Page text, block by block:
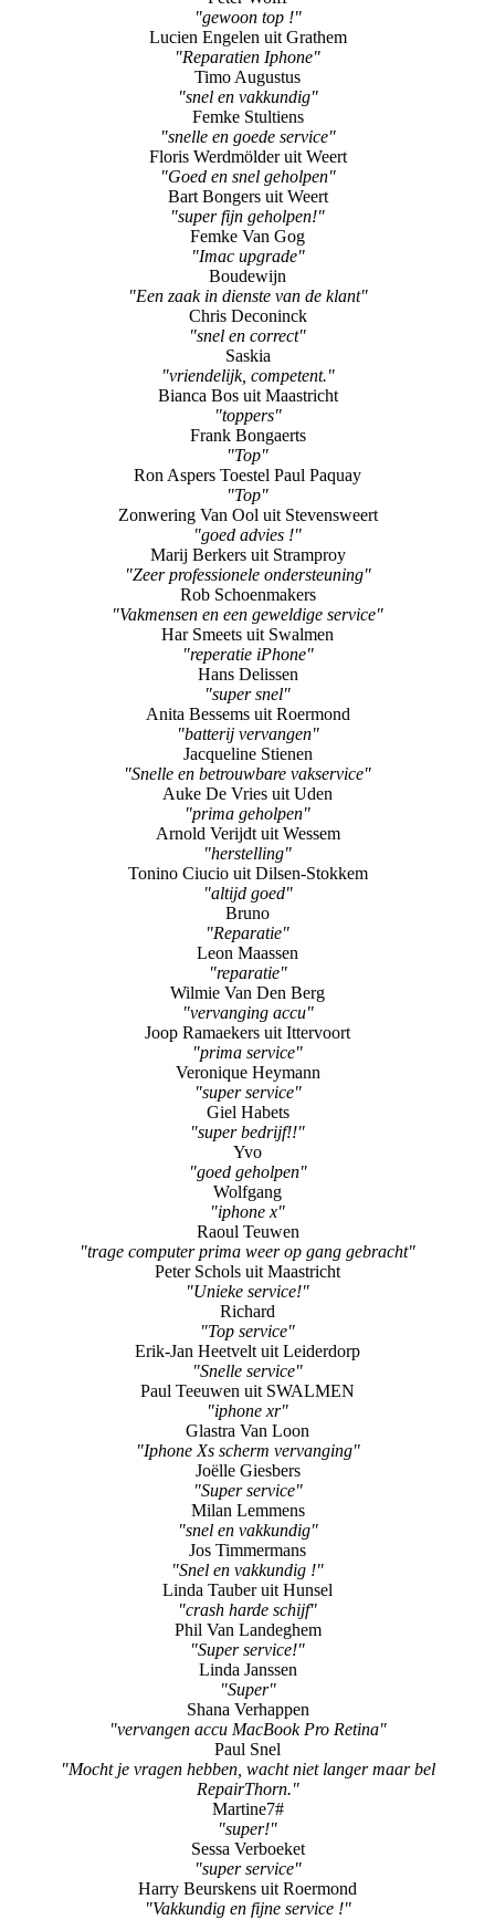
Timo Augustus
"snel en vakkundig"
Femke Stultiens
"snelle en goede service"
Floris Werdmölder uit Weert
"Goed en snel geholpen"
Bart Bongers uit Weert
"super fijn geholpen!"
Femke Van Gog
"Imac upgrade"
Boudewijn
"Een zaak in dienste van de klant"
Chris Deconinck
"snel en correct"
Saskia
"vriendelijk, competent."
Bianca Bos uit Maastricht
"toppers"
Frank Bongaerts
"Top"
Ron Aspers Toestel Paul Paquay
"Top"
Zonwering Van Ool uit Stevensweert
"goed advies !"
Marij Berkers uit Stramproy
"Zeer professionele ondersteuning"
Rob Schoenmakers
"Vakmensen en een geweldige service"
Har Smeets uit Swalmen
"reperatie iPhone"
Hans Delissen
"super snel"
Anita Bessems uit Roermond
"batterij vervangen"
Jacqueline Stienen
"Snelle en betrouwbare vakservice"
Auke De Vries uit Uden
"prima geholpen"
Arnold Verijdt uit Wessem
"herstelling"
Tonino Ciucio uit Dilsen-Stokkem
"altijd goed"
Bruno
"Reparatie"
Leon Maassen
"reparatie"
Wilmie Van Den Berg
"vervanging accu"
Joop Ramaekers uit Ittervoort
"prima service"
Veronique Heymann
"super service"
Giel Habets
"super bedrijf!!"
Yvo
"goed geholpen"
Wolfgang
"iphone x"
Raoul Teuwen
"trage computer prima weer op gang gebracht"
Peter Schols uit Maastricht
"Unieke service!"
Richard
"Top service"
Erik-Jan Heetvelt uit Leiderdorp
"Snelle service"
Paul Teeuwen uit SWALMEN
"iphone xr"
Glastra Van Loon
"Iphone Xs scherm vervanging"
Joëlle Giesbers
"Super service"
Milan Lemmens
"snel en vakkundig"
Jos Timmermans
"Snel en vakkundig !"
Linda Tauber uit Hunsel
"crash harde schijf"
Phil Van Landeghem
"Super service!"
Linda Janssen
"Super"
Shana Verhappen
"vervangen accu MacBook Pro Retina"
Paul Snel
"Mocht je vragen hebben, wacht niet langer maar bel
RepairThorn."
Martine7#
"super!"
Sessa Verboeket
"super service"
Harry Beurskens uit Roermond
"Vakkundig en fijne service !"
Truus Verhees
"scherm vervangen"
Paul Verleye